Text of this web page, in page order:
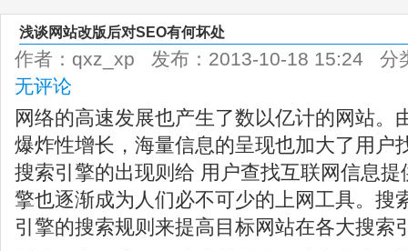
浅谈网站改版后对SEO有何坏处
作者：qxz_xp 发布：2013-10-18 15:24 分
无评论
网络的高速发展也产生了数以亿计的网站。
爆炸性增长，海量信息的呈现也加大了用户
搜索引擎的出现则给 用户查找互联网信息
擎也逐渐成为人们必不可少的上网工具。搜
引擎的搜索规则来提高目标网站在各大搜索